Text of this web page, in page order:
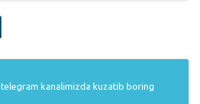
telegram kanalimizda kuzatib boring